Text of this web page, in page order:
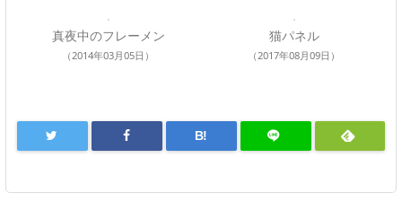
真夜中のフレーメン
（2014年03月05日）
猫パネル
（2017年08月09日）
B!